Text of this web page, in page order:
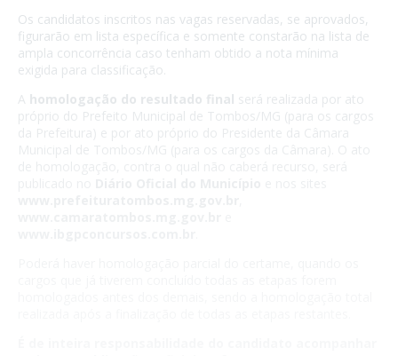
Os candidatos inscritos nas vagas reservadas, se aprovados,
figurarão em lista específica e somente constarão na lista de
ampla concorrência caso tenham obtido a nota mínima
exigida para classificação.
A homologação do resultado final será realizada por ato
próprio do Prefeito Municipal de Tombos/MG (para os cargos
da Prefeitura) e por ato próprio do Presidente da Câmara